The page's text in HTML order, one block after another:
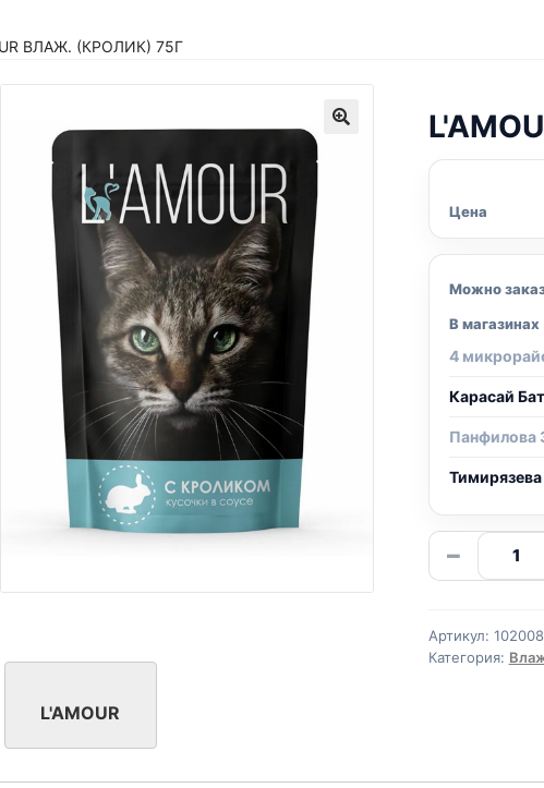
ВЛАЖ. (КРОЛИК) 75Г
Цена
Можно
В магазинах
4
Карасай
Панфилова
−
товара
Артикул:
Категория:
L'AMOUR